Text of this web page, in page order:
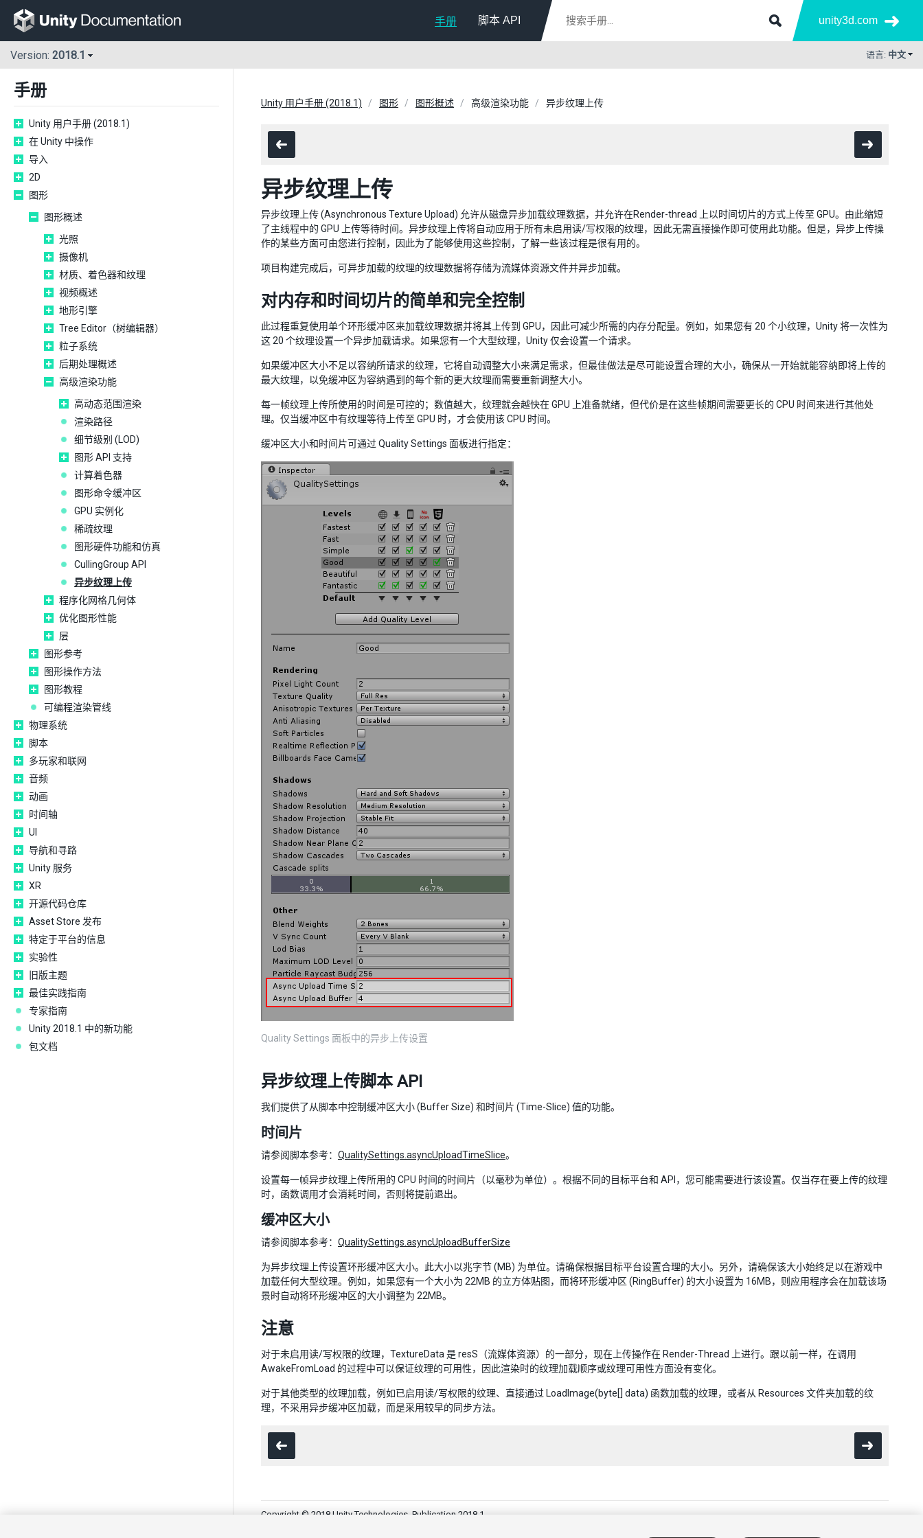
手册 脚本 API unity3d.com
Version: 2018.1 语言: 中文
手册
Unity 用户手册 (2018.1)
在 Unity 中操作
导入
2D
图形
图形概述
光照
摄像机
材质、着色器和纹理
视频概述
地形引擎
Tree Editor（树编辑器）
粒子系统
后期处理概述
高级渲染功能
高动态范围渲染
渲染路径
细节级别 (LOD)
图形 API 支持
计算着色器
图形命令缓冲区
GPU 实例化
稀疏纹理
图形硬件功能和仿真
CullingGroup API
异步纹理上传
程序化网格几何体
优化图形性能
层
图形参考
图形操作方法
图形教程
可编程渲染管线
物理系统
脚本
多玩家和联网
音频
动画
时间轴
UI
导航和寻路
Unity 服务
XR
开源代码仓库
Asset Store 发布
特定于平台的信息
实验性
旧版主题
最佳实践指南
专家指南
Unity 2018.1 中的新功能
包文档
Unity 用户手册 (2018.1) 图形 图形概述 高级渲染功能 异步纹理上传
异步纹理上传
异步纹理上传 (Asynchronous Texture Upload) 允许从磁盘异步加载纹理数据，并允许在Render-thread 上以时间切片的方式上传至 GPU。由此缩短
了主线程中的 GPU 上传等待时间。异步纹理上传将自动应用于所有未启用读/写权限的纹理，因此无需直接操作即可使用此功能。但是，异步上传操
作的某些方面可由您进行控制，因此为了能够使用这些控制，了解一些该过程是很有用的。
项目构建完成后，可异步加载的纹理的纹理数据将存储为流媒体资源文件并异步加载。
对内存和时间切片的简单和完全控制
此过程重复使用单个环形缓冲区来加载纹理数据并将其上传到 GPU，因此可减少所需的内存分配量。例如，如果您有 20 个小纹理，Unity 将一次性为
这 20 个纹理设置一个异步加载请求。如果您有一个大型纹理，Unity 仅会设置一个请求。
如果缓冲区大小不足以容纳所请求的纹理，它将自动调整大小来满足需求，但最佳做法是尽可能设置合理的大小，确保从一开始就能容纳即将上传的
最大纹理，以免缓冲区为容纳遇到的每个新的更大纹理而需要重新调整大小。
每一帧纹理上传所使用的时间是可控的；数值越大，纹理就会越快在 GPU 上准备就绪，但代价是在这些帧期间需要更长的 CPU 时间来进行其他处
理。仅当缓冲区中有纹理等待上传至 GPU 时，才会使用该 CPU 时间。
缓冲区大小和时间片可通过 Quality Settings 面板进行指定：
Quality Settings 面板中的异步上传设置
异步纹理上传脚本 API
我们提供了从脚本中控制缓冲区大小 (Buffer Size) 和时间片 (Time-Slice) 值的功能。
时间片
请参阅脚本参考： QualitySettings.asyncUploadTimeSlice。
设置每一帧异步纹理上传所用的 CPU 时间的时间片（以毫秒为单位）。根据不同的目标平台和 API，您可能需要进行该设置。仅当存在要上传的纹理
时，函数调用才会消耗时间，否则将提前退出。
缓冲区大小
请参阅脚本参考： QualitySettings.asyncUploadBufferSize
为异步纹理上传设置环形缓冲区大小。此大小以兆字节 (MB) 为单位。请确保根据目标平台设置合理的大小。另外，请确保该大小始终足以在游戏中
加载任何大型纹理。例如，如果您有一个大小为 22MB 的立方体贴图，而将环形缓冲区 (RingBuffer) 的大小设置为 16MB，则应用程序会在加载该场
景时自动将环形缓冲区的大小调整为 22MB。
注意
对于未启用读/写权限的纹理，TextureData 是 resS（流媒体资源）的一部分，现在上传操作在 Render-Thread 上进行。跟以前一样，在调用
AwakeFromLoad 的过程中可以保证纹理的可用性，因此渲染时的纹理加载顺序或纹理可用性方面没有变化。
对于其他类型的纹理加载，例如已启用读/写权限的纹理、直接通过 LoadImage(byte[] data) 函数加载的纹理，或者从 Resources 文件夹加载的纹
理，不采用异步缓冲区加载，而是采用较早的同步方法。
Copyright © 2018 Unity Technologies. Publication 2018.1